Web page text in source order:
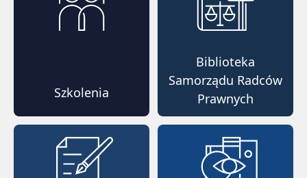
Szkolenia
Biblioteka
Samorządu Radców
Prawnych